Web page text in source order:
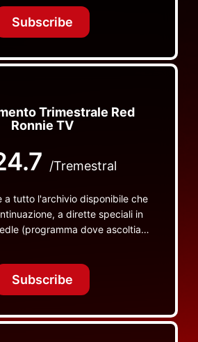
da nessuna altra parte
Subscribe
Trimestrale Red
Ronnie TV
/Tremestral
a tutto l'archivio disponibile che
a dirette speciali in
(programma dove ascoltiamo
da nessuna altra parte
Subscribe